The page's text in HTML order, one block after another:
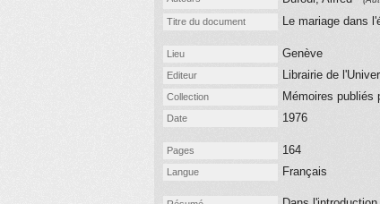
Titre du document Le mariage dans
Lieu Genève
Editeur Librairie de
Collection Mémoires publiés
Date 1976
Pages 164
Langue Français